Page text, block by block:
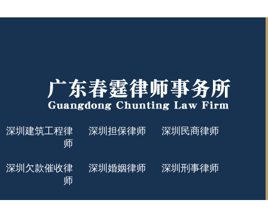
深圳建筑工程律
师
深圳担保律师 深圳民商律师
深圳欠款催收律
师
深圳婚姻律师 深圳刑事律师